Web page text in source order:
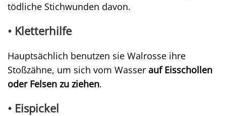
tödliche Stichwunden davon.
• Kletterhilfe
Hauptsächlich benutzen sie Walrosse ihre
Stoßzähne, um sich vom Wasser auf Eisschollen
oder Felsen zu ziehen.
• Eispickel